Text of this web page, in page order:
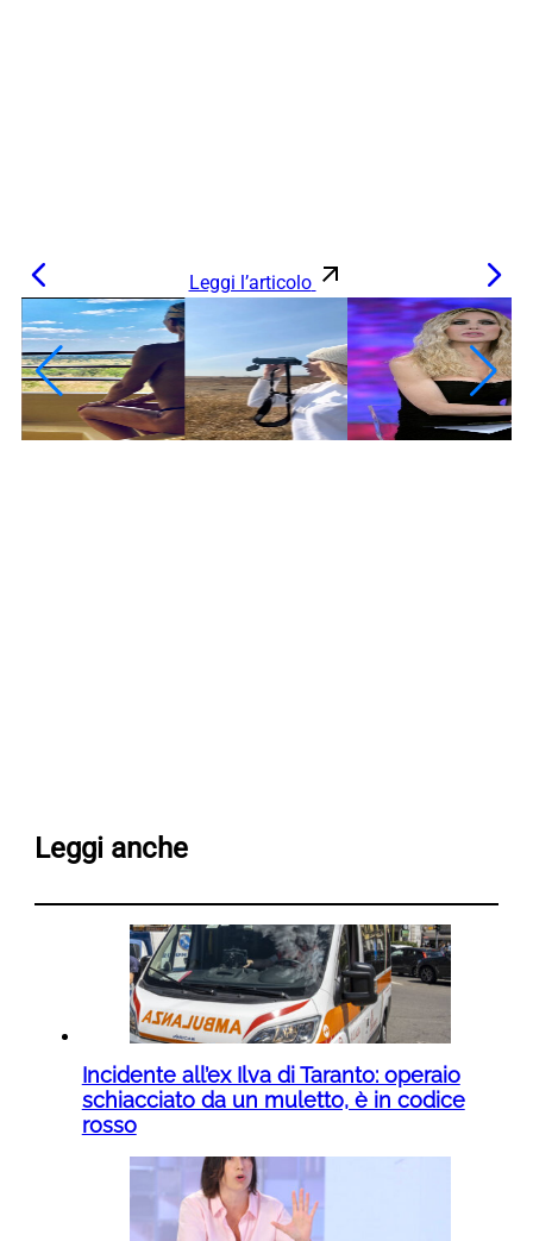
Leggi l’articolo
Leggi anche
Incidente all’ex Ilva di Taranto: operaio
schiacciato da un muletto, è in codice
rosso